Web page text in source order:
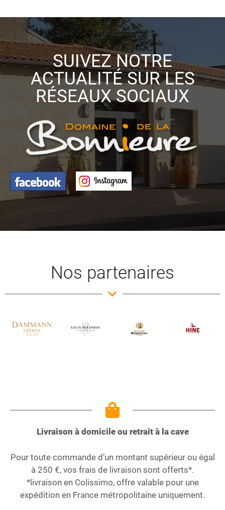
SUIVEZ NOTRE
ACTUALITÉ SUR LES
RÉSEAUX SOCIAUX
Nos partenaires
Livraison à domicile ou retrait à la cave
Pour toute commande d’un montant supérieur ou égal
à 250 €, vos frais de livraison sont offerts*.
*livraison en Colissimo, offre valable pour une
expédition en France métropolitaine uniquement.